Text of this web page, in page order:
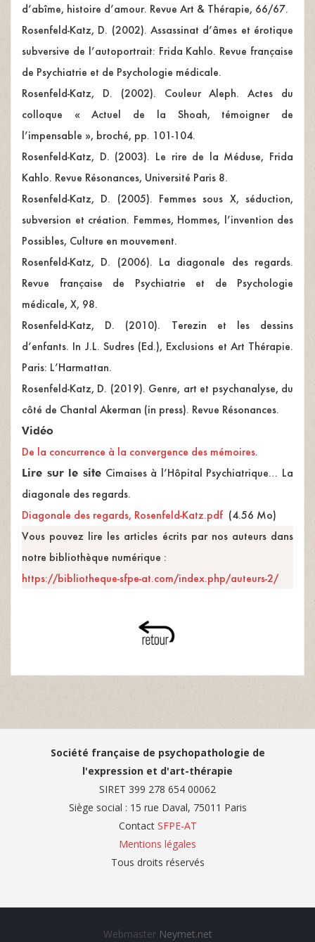
d’abîme, histoire d’amour. Revue Art & Thérapie, 66/67.
Rosenfeld-Katz, D. (2002). Assassinat d’âmes et érotique
subversive de l’autoportrait: Frida Kahlo. Revue française
de Psychiatrie et de Psychologie médicale.
Rosenfeld-Katz, D. (2002). Couleur Aleph. Actes du
colloque « Actuel de la Shoah, témoigner de
l’impensable », broché, pp. 101-104.
Rosenfeld-Katz, D. (2003). Le rire de la Méduse, Frida
Kahlo. Revue Résonances, Université Paris 8.
Rosenfeld-Katz, D. (2005). Femmes sous X, séduction,
subversion et création. Femmes, Hommes, l’invention des
Possibles, Culture en mouvement.
Rosenfeld-Katz, D. (2006). La diagonale des regards.
Revue française de Psychiatrie et de Psychologie
médicale, X, 98.
Rosenfeld-Katz, D. (2010). Terezin et les dessins
d’enfants. In J.L. Sudres (Ed.), Exclusions et Art Thérapie.
Paris: L’Harmattan.
Rosenfeld-Katz, D. (2019). Genre, art et psychanalyse, du
côté de Chantal Akerman (in press). Revue Résonances.
Vidéo
De la concurrence à la convergence des mémoires.
Lire sur le siteCimaises à l’Hôpital Psychiatrique… La
diagonale des regards.
Diagonale des regards, Rosenfeld-Katz.pdf (4.56 Mo)
Vous pouvez lire les articles écrits par nos auteurs dans
notre bibliothèque numérique :
https://bibliotheque-sfpe-at.com/index.php/auteurs-2/
Société française de psychopathologie de
l'expression et d'art-thérapie
SIRET 399 278 654 00062
Siège social : 15 rue Daval, 75011 Paris
Contact SFPE-AT
Mentions légales
Tous droits réservés
Webmaster Neymet.net